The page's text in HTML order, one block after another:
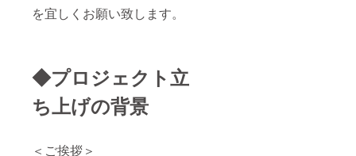
を宜しくお願い致します。
◆プロジェクト立
ち上げの背景
＜ご挨拶＞